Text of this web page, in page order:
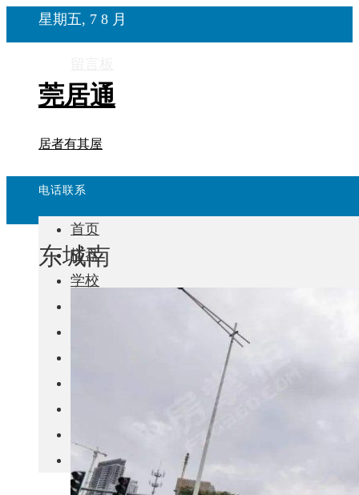
星期五, 7 8 月
莞居通
居者有其屋
电话联系
首页
楼盘
学校
其他
东城南